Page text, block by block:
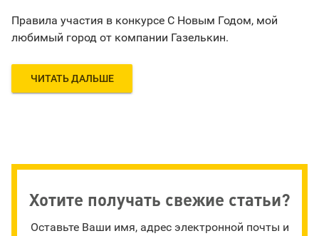
Правила участия в конкурсе С Новым Годом, мой
любимый город от компании Газелькин.
ЧИТАТЬ ДАЛЬШЕ
Хотите получать свежие статьи?
Оставьте Ваши имя, адрес электронной почты и